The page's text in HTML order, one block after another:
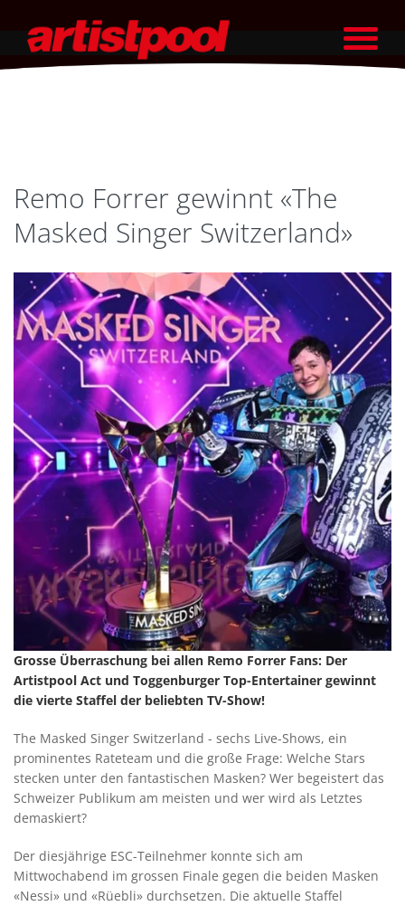
Remo Forrer gewinnt «The
Masked Singer Switzerland»
Grosse Überraschung bei allen Remo Forrer Fans: Der
Artistpool Act und Toggenburger Top-Entertainer gewinnt
die vierte Staffel der beliebten TV-Show!
The Masked Singer Switzerland - sechs Live-Shows, ein
prominentes Rateteam und die große Frage: Welche Stars
stecken unter den fantastischen Masken? Wer begeistert das
Schweizer Publikum am meisten und wer wird als Letztes
demaskiert?
Der diesjährige ESC-Teilnehmer konnte sich am
Mittwochabend im grossen Finale gegen die beiden Masken
«Nessi» und «Rüebli» durchsetzen. Die aktuelle Staffel